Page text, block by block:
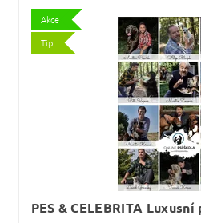
Akce
Tip
PES & CELEBRITA